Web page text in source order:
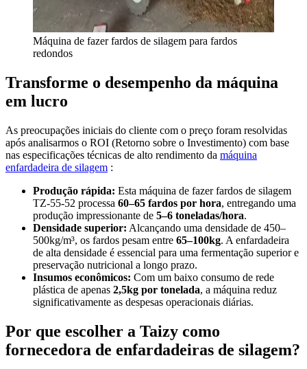
Máquina de fazer fardos de silagem para fardos
redondos
Transforme o desempenho da máquina
em lucro
As preocupações iniciais do cliente com o preço foram resolvidas
após analisarmos o ROI (Retorno sobre o Investimento) com base
nas especificações técnicas de alto rendimento da máquina
enfardadeira de silagem :
Produção rápida: Esta máquina de fazer fardos de silagem
TZ-55-52 processa 60–65 fardos por hora, entregando uma
produção impressionante de 5–6 toneladas/hora.
Densidade superior: Alcançando uma densidade de 450–
500kg/m³, os fardos pesam entre 65–100kg. A enfardadeira
de alta densidade é essencial para uma fermentação superior e
preservação nutricional a longo prazo.
Insumos econômicos: Com um baixo consumo de rede
plástica de apenas 2,5kg por tonelada, a máquina reduz
significativamente as despesas operacionais diárias.
Por que escolher a Taizy como
fornecedora de enfardadeiras de silagem?